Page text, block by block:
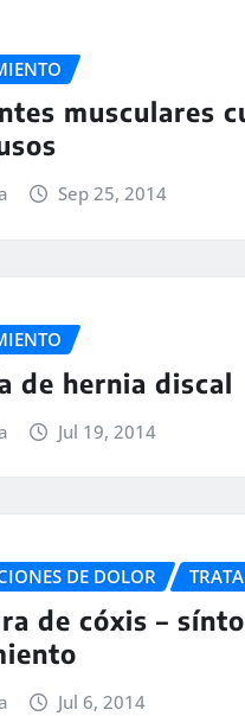
musculares
Sep 25, 2014
de hernia discal
Jul 19, 2014
DE DOLOR
de cóxis –
Jul 6, 2014